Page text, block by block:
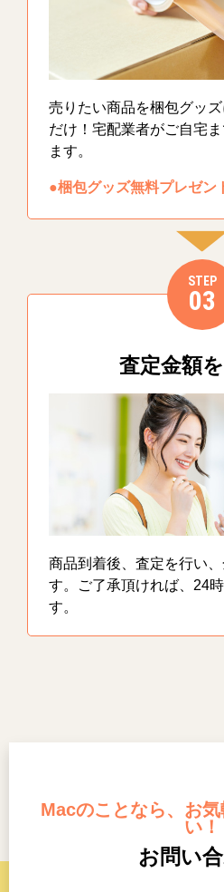
売りたい商品を梱包グッ
だけ！宅配業者がご自宅
ます。
●梱包グッズ無料プレゼン
STEP
03
査定金額
商品到着後、査定を行い
す。ご了承頂ければ、24
す。
Macのことなら、お
い！
お問い